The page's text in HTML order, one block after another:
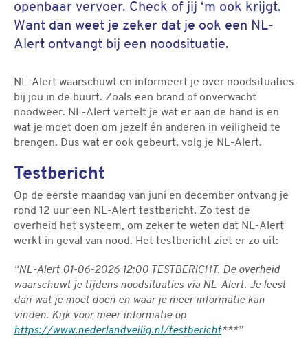
openbaar vervoer. Check of jij ‘m ook krijgt.
Want dan weet je zeker dat je ook een NL-
Alert ontvangt bij een noodsituatie.
NL-Alert waarschuwt en informeert je over noodsituaties
bij jou in de buurt. Zoals een brand of onverwacht
noodweer. NL-Alert vertelt je wat er aan de hand is en
wat je moet doen om jezelf én anderen in veiligheid te
brengen. Dus wat er ook gebeurt, volg je NL-Alert.
Testbericht
Op de eerste maandag van juni en december ontvang je
rond 12 uur een NL-Alert testbericht. Zo test de
overheid het systeem, om zeker te weten dat NL-Alert
werkt in geval van nood. Het testbericht ziet er zo uit:
“NL-Alert 01-06-2026 12:00 TESTBERICHT. De overheid
waarschuwt je tijdens noodsituaties via NL-Alert. Je leest
dan wat je moet doen en waar je meer informatie kan
vinden. Kijk voor meer informatie op
https://www.nederlandveilig.nl/testbericht***”